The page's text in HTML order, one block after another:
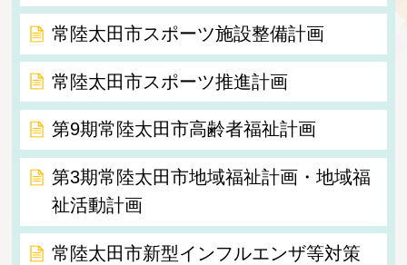
常陸太田市スポーツ施設整備計画
常陸太田市スポーツ推進計画
第9期常陸太田市高齢者福祉計画
第3期常陸太田市地域福祉計画・地域福
祉活動計画
常陸太田市新型インフルエンザ等対策